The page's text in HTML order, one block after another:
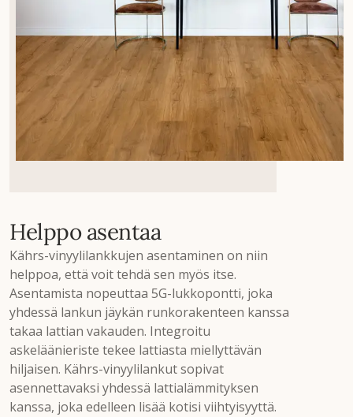
Helppo asentaa
Kährs-vinyylilankkujen asentaminen on niin
helppoa, että voit tehdä sen myös itse.
Asentamista nopeuttaa 5G-lukkopontti, joka
yhdessä lankun jäykän runkorakenteen kanssa
takaa lattian vakauden. Integroitu
askeläänieriste tekee lattiasta miellyttävän
hiljaisen. Kährs-vinyylilankut sopivat
asennettavaksi yhdessä lattialämmityksen
kanssa, joka edelleen lisää kotisi viihtyisyyttä.